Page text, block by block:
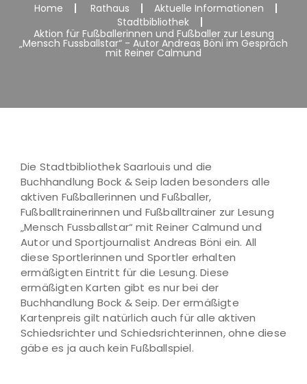
Home Rathaus
Aktuelle Informationen
Stadtbibliothek
Aktion für Fußballerinnen und Fußballer zur Lesung
„Mensch Fussballstar“ - Autor Andreas Böni im Gespräch
mit Reiner Calmund
Die Stadtbibliothek Saarlouis und die
Buchhandlung Bock & Seip laden besonders alle
aktiven Fußballerinnen und Fußballer,
Fußballtrainerinnen und Fußballtrainer zur Lesung
„Mensch Fussballstar“ mit Reiner Calmund und
Autor und Sportjournalist Andreas Böni ein. All
diese Sportlerinnen und Sportler erhalten
ermäßigten Eintritt für die Lesung. Diese
ermäßigten Karten gibt es nur bei der
Buchhandlung Bock & Seip. Der ermäßigte
Kartenpreis gilt natürlich auch für alle aktiven
Schiedsrichter und Schiedsrichterinnen, ohne diese
gäbe es ja auch kein Fußballspiel.